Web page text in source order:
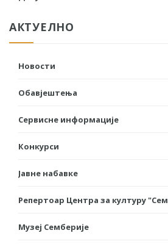
АКТУЕЛНО
Новости
Обавјештења
Сервисне информације
Конкурси
Јавне набавке
Репертоар Центра за културу
Музеј Семберије